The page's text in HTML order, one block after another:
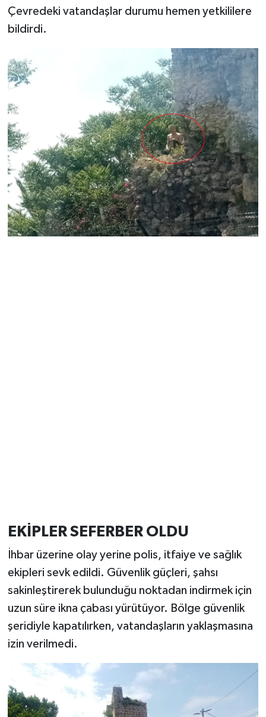
Çevredeki vatandaşlar durumu hemen yetkililere
bildirdi.
EKİPLER SEFERBER OLDU
İhbar üzerine olay yerine polis, itfaiye ve sağlık
ekipleri sevk edildi. Güvenlik güçleri, şahsı
sakinleştirerek bulunduğu noktadan indirmek için
uzun süre ikna çabası yürütüyor. Bölge güvenlik
şeridiyle kapatılırken, vatandaşların yaklaşmasına
izin verilmedi.